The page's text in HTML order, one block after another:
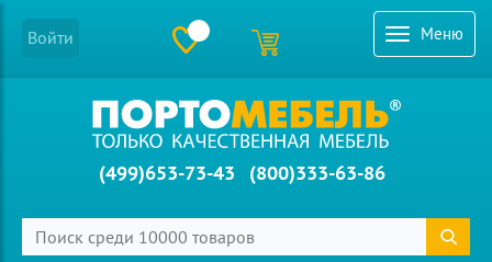
Меню
Войти
(499)653-73-43 (800)333-63-86